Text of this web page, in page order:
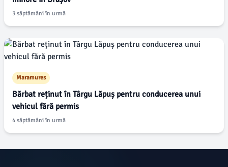
3 săptămâni în urmă
Maramures
Bărbat reținut în Târgu Lăpuș pentru conducerea unui
vehicul fără permis
4 săptămâni în urmă